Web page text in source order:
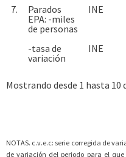
7.
Parados
EPA: -miles
de personas
INE
-tasa de
variación
INE
Mostrando desde 1 hasta 10
NOTAS. c.v.e.c: serie corregida de
de variación del periodo para el